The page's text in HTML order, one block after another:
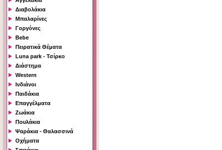
Διαβολάκια
Μπαλαρίνες
Γοργόνες
Bebe
Πειρατικά Θέματα
Luna park - Τσίρκο
Διάστημα
Western
Ινδιάνοι
Παιδάκια
Επαγγέλματα
Ζωάκια
Πουλάκια
Ψαράκια - Θαλασσινά
Οχήματα